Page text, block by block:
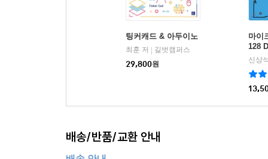
팅커캐드 & 아두이노
최훈 저
길벗캠퍼스
29,800원
마이
128
신상
배송/반품/교환 안내